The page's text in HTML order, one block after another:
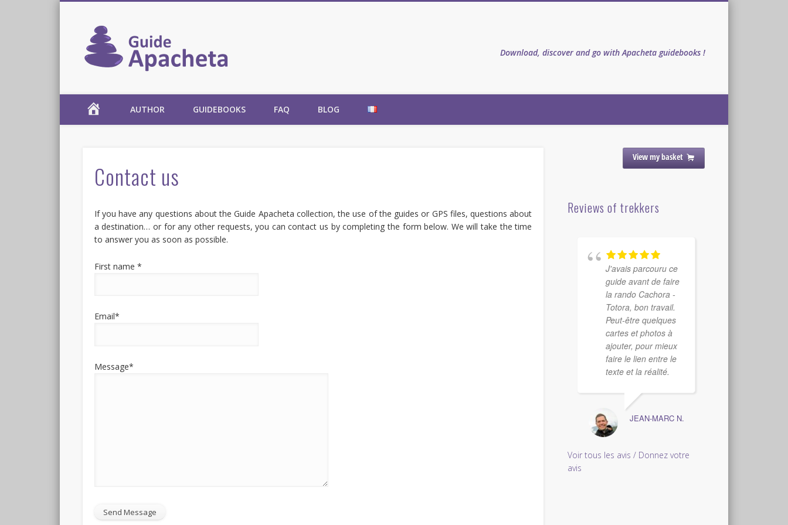
Download, discover and go with Apacheta guidebooks !
AUTHOR GUIDEBOOKS FAQ BLOG
Contact us
If you have any questions about the Guide Apacheta collection, the use of the guides or GPS files, questions about
a destination… or for any other requests, you can contact us by completing the form below. We will take the time
to answer you as soon as possible.
First name *
Email*
Message*
View my basket
Reviews of trekkers
J'avais parcouru ce
guide avant de faire
la rando Cachora -
Totora, bon travail.
Peut-être quelques
cartes et photos à
ajouter, pour mieux
faire le lien entre le
texte et la réalité.
JEAN-MARC N.
Voir tous les avis / Donnez votre
avis